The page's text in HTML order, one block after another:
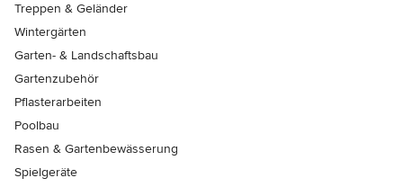
Treppen & Geländer
Wintergärten
Garten- & Landschaftsbau
Gartenzubehör
Pflasterarbeiten
Poolbau
Rasen & Gartenbewässerung
Spielgeräte